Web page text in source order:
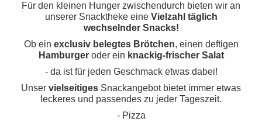
Für den kleinen Hunger zwischendurch bieten wir an
unserer Snacktheke eine Vielzahl täglich
wechselnder Snacks!
Ob ein exclusiv belegtes Brötchen, einen deftigen
Hamburgeroder ein knackig-frischer Salat
- da ist für jeden Geschmack etwas dabei!
Unser vielseitiges Snackangebot bietet immer etwas
leckeres und passendes zu jeder Tageszeit.
- Pizza